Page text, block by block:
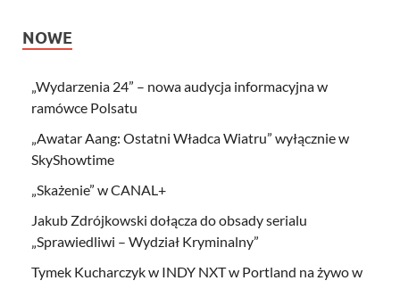
NOWE
„Wydarzenia 24” – nowa audycja informacyjna w
ramówce Polsatu
„Awatar Aang: Ostatni Władca Wiatru” wyłącznie w
SkyShowtime
„Skażenie” w CANAL+
Jakub Zdrójkowski dołącza do obsady serialu
„Sprawiedliwi – Wydział Kryminalny”
Tymek Kucharczyk w INDY NXT w Portland na żywo w